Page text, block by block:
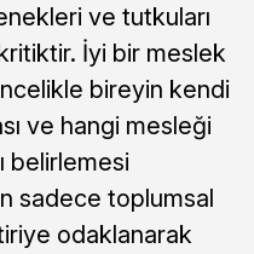
ve tutkuları
İyi bir meslek
bireyin kendi
ve hangi mesleği
belirlemesi
sadece toplumsal
odaklanarak